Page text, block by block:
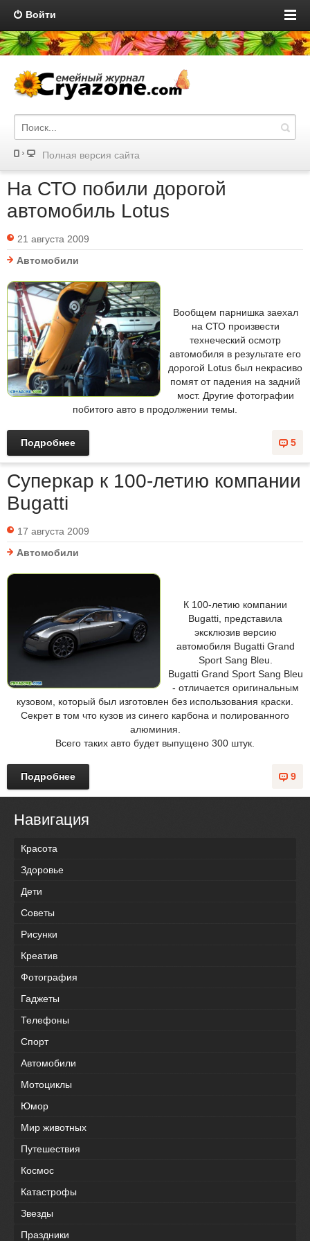
Войти
Полная версия сайта
На СТО побили дорогой
автомобиль Lotus
21 августа 2009
Автомобили
Вообщем парнишка заехал
на СТО произвести
технеческий осмотр
автомобиля в результате его
дорогой Lotus был некрасиво
помят от падения на задний
мост. Другие фотографии
побитого авто в продолжении темы.
5
Подробнее
Суперкар к 100-летию компании
Bugatti
17 августа 2009
Автомобили
К 100-летию компании
Bugatti, представила
эксклюзив версию
автомобиля Bugatti Grand
Sport Sang Bleu.
Bugatti Grand Sport Sang Bleu
- отличается оригинальным
кузовом, который был изготовлен без использования краски.
Секрет в том что кузов из синего карбона и полированного
алюминия.
Всего таких авто будет выпущено 300 штук.
9
Подробнее
Навигация
Красота
Здоровье
Дети
Советы
Рисунки
Креатив
Фотография
Гаджеты
Телефоны
Спорт
Автомобили
Мотоциклы
Юмор
Мир животных
Путешествия
Космос
Катастрофы
Звезды
Праздники